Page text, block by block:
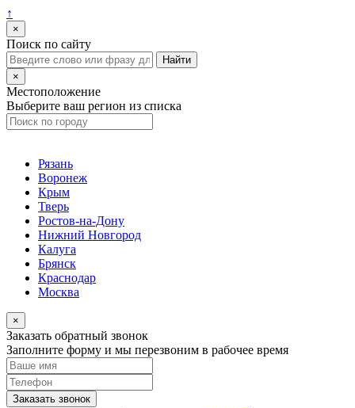
↑
×
Поиск по сайту
×
Местоположение
Выберите ваш регион из списка
Рязань
Воронеж
Крым
Тверь
Ростов-на-Дону
Нижний Новгород
Калуга
Брянск
Краснодар
Москва
×
Заказать обратный звонок
Заполните форму и мы перезвоним в рабочее время
Заказать звонок